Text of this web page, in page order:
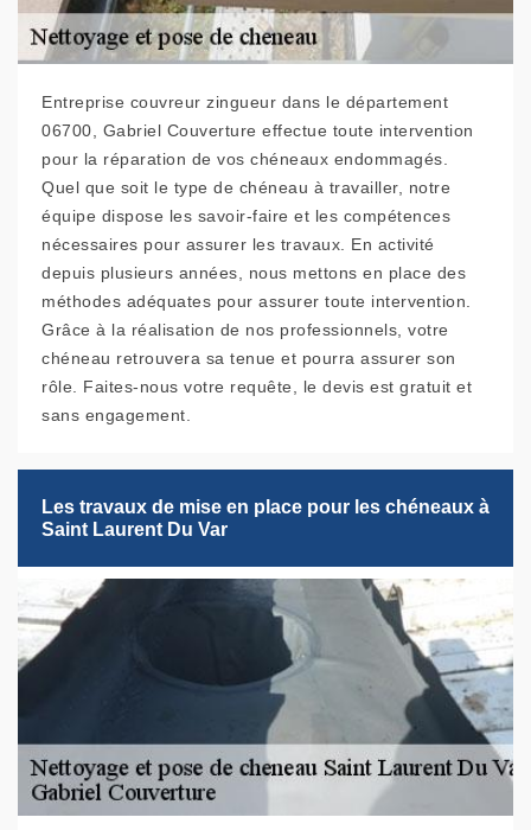
Entreprise couvreur zingueur dans le département
06700, Gabriel Couverture effectue toute intervention
pour la réparation de vos chéneaux endommagés.
Quel que soit le type de chéneau à travailler, notre
équipe dispose les savoir-faire et les compétences
nécessaires pour assurer les travaux. En activité
depuis plusieurs années, nous mettons en place des
méthodes adéquates pour assurer toute intervention.
Grâce à la réalisation de nos professionnels, votre
chéneau retrouvera sa tenue et pourra assurer son
rôle. Faites-nous votre requête, le devis est gratuit et
sans engagement.
Les travaux de mise en place pour les chéneaux à
Saint Laurent Du Var